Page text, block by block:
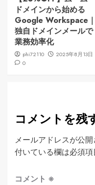
ドメインから始める
Google Workspace｜
独自ドメインメールで
業務効率化
phi72110
2025年8月13日
0
コメントを残
メールアドレスが公開
付いている欄は必須項
コメント ※